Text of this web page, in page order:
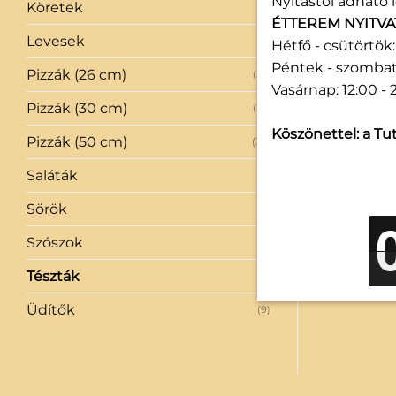
Köretek
Levesek
Pizzák (26 cm) (35)
Pizzák (30 cm) (35)
Pizzák (50 cm) (34)
Saláták
Sörök
Szószok
Tészták
Üdítők (9)
ÉTTEREM
Hétfő - csütörtök:
Péntek -
Vasárnap: 12:00 -
Köszönettel: a